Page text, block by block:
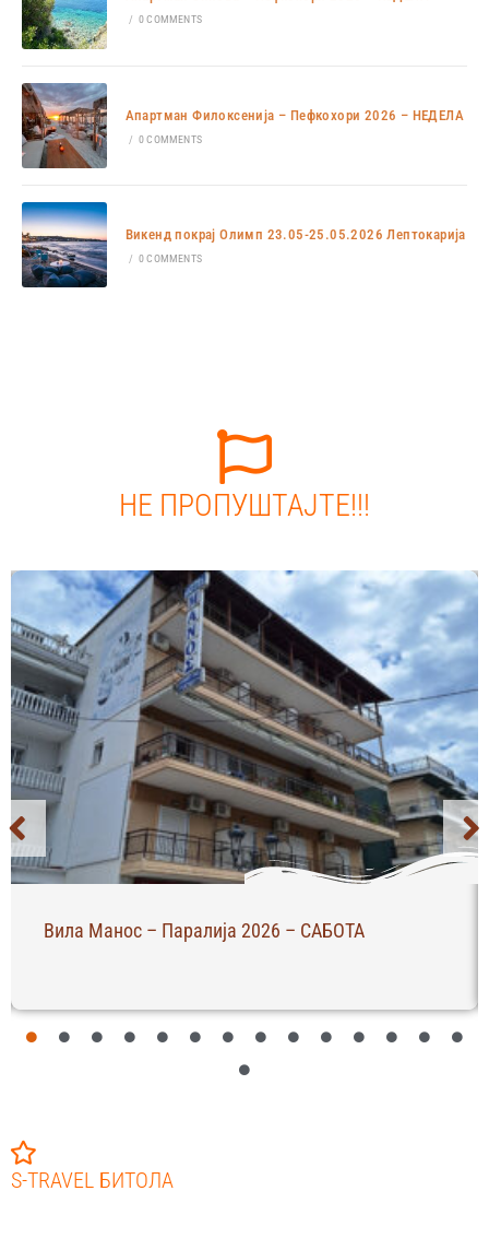
/ 0 COMMENTS
Апартман Филоксенија – Пефкохори 2026 – НЕДЕЛА
/ 0 COMMENTS
Викенд покрај Олимп 23.05-25.05.2026 Лептокарија
/ 0 COMMENTS
НЕ ПРОПУШТАЈТЕ!!!
Вила Манос – Паралија 2026 – САБОТА
S-TRAVEL БИТОЛА